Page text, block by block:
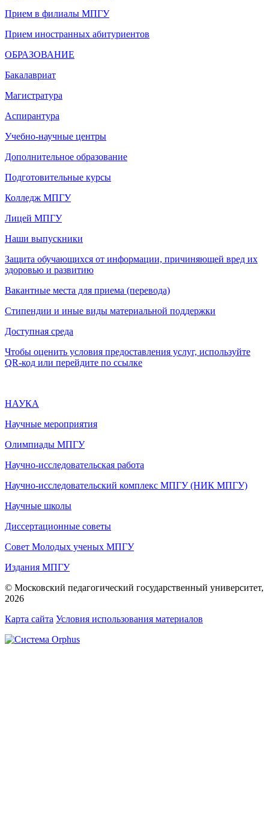
Прием в филиалы МПГУ
Прием иностранных абитуриентов
ОБРАЗОВАНИЕ
Бакалавриат
Магистратура
Аспирантура
Учебно-научные центры
Дополнительное образование
Подготовительные курсы
Колледж МПГУ
Лицей МПГУ
Наши выпускники
Защита обучающихся от информации, причиняющей вред их
здоровью и развитию
Вакантные места для приема (перевода)
Стипендии и иные виды материальной поддержки
Доступная среда
Чтобы оценить условия предоставления услуг, используйте
QR-код или перейдите по ссылке
НАУКА
Научные мероприятия
Олимпиады МПГУ
Научно-исследовательская работа
Научно-исследовательский комплекс МПГУ (НИК МПГУ)
Научные школы
Диссертационные советы
Совет Молодых ученых МПГУ
Издания МПГУ
© Московский педагогический государственный университет,
2026
Карта сайта Условия использования материалов